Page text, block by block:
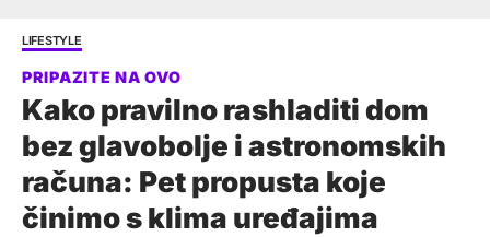
LIFESTYLE
Kako pravilno rashladiti dom
bez glavobolje i astronomskih
računa: Pet propusta koje
činimo s klima uređajima